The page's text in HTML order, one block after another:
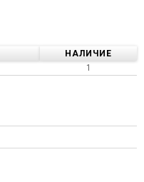
НАЛИЧИЕ
1